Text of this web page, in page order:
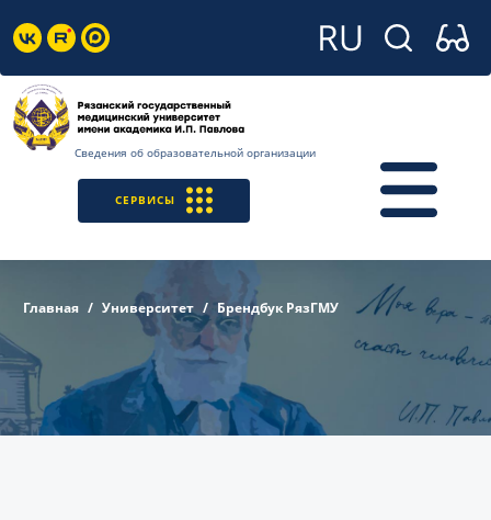
Сведения об образовательной организации
СЕРВИСЫ
Главная Университет Брендбук РязГМУ